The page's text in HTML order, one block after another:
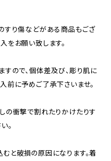
すり傷などがある商品もござ
をお願い致します。
すので、個体差及び、彫り肌に
前に予めご了承下さいませ。
の衝撃で割れたりかけたりす
。
と破損の原因になります。着